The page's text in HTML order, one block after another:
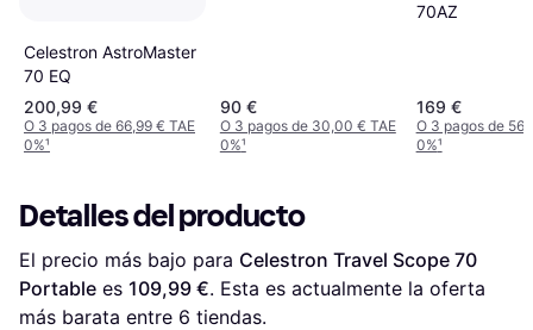
Celestron AstroMaster
70 EQ
200,99 €
O 3 pagos de 66,99 € TAE
0%¹
90 €
O 3 pagos de 30,00 € TAE
0%¹
70AZ
169 €
O 3 pagos de
0%¹
Detalles del producto
El precio más bajo para Celestron Travel Scope 70
Portable es 109,99 €. Esta es actualmente la oferta
más barata entre 6 tiendas.